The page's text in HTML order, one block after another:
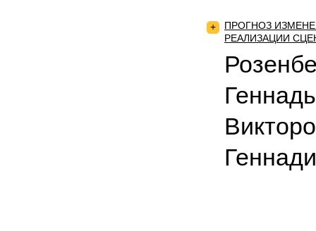
+
ПРОГНОЗ
РЕАЛИЗАЦИИ